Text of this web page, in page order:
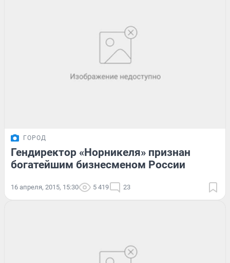
ГОРОД
Гендиректор «Норникеля» признан
богатейшим бизнесменом России
16 апреля, 2015, 15:30 5 419 23